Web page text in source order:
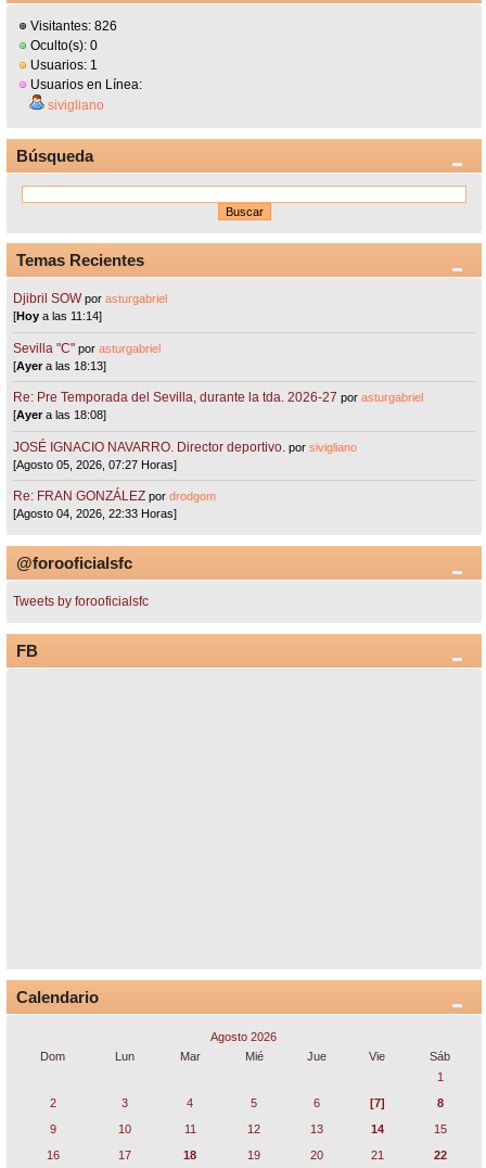
Visitantes: 826
Oculto(s): 0
Usuarios: 1
Usuarios en Línea:
sivigliano
Búsqueda
Temas Recientes
Djibril SOW porasturgabriel
[Hoy a las 11:14]
Sevilla "C"porasturgabriel
[Ayera las 18:13]
Re: Pre Temporada del Sevilla, durante la tda. 2026-27 porasturgabriel
[Ayera las 18:08]
JOSÉ IGNACIO NAVARRO. Director deportivo. porsivigliano
[Agosto 05, 2026, 07:27 Horas]
Re: FRAN GONZÁLEZ pordrodgom
[Agosto 04, 2026, 22:33 Horas]
@forooficialsfc
Tweets by forooficialsfc
FB
Calendario
Agosto 2026
Dom
Lun Mar Mié Jue Vie
Sáb
1
2
3 4 5 6 [7]
8
9
10 11 12 13 14
15
16
17 18 19 20 21 22